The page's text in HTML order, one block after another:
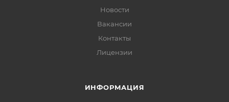
Новости
Вакансии
Контакты
Лицензии
ИНФОРМАЦИЯ